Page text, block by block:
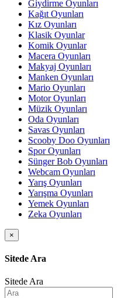
Giydirme Oyunları
Kağıt Oyunları
Kız Oyunları
Klasik Oyunlar
Komik Oyunlar
Macera Oyunları
Makyaj Oyunları
Manken Oyunları
Mario Oyunları
Motor Oyunları
Müzik Oyunları
Oda Oyunları
Savas Oyunları
Scooby Doo Oyunları
Spor Oyunları
Sünger Bob Oyunları
Webcam Oyunları
Yarış Oyunları
Yarışma Oyunları
Yemek Oyunları
Zeka Oyunları
×
Sitede Ara
Sitede Ara